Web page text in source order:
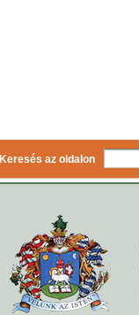
Keresés az oldalon